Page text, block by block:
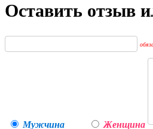
Оставить отзыв
Мужчина Женщина